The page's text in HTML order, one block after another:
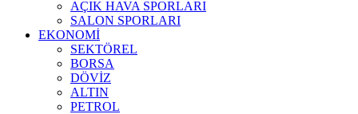
AÇIK HAVA SPORLARI
SALON SPORLARI
EKONOMİ
SEKTÖREL
BORSA
DÖVİZ
ALTIN
PETROL